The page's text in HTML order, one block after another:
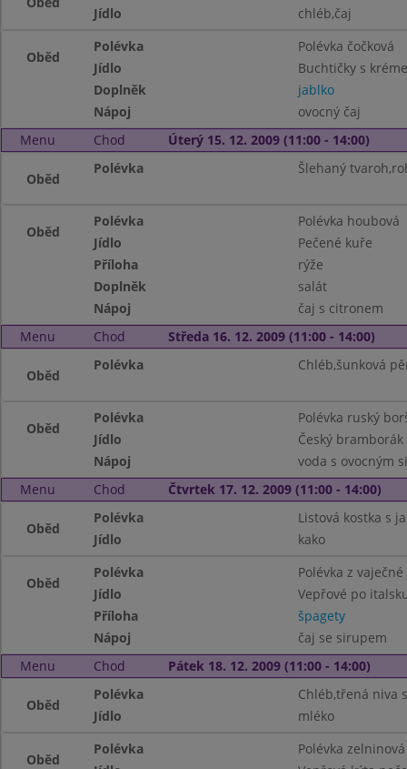
Jídlo
chléb,čaj
Oběd
Polévka
Polévka čočková
Jídlo
Buchtičky s
Doplněk
jablko
Nápoj
ovocný čaj
Menu
Chod Úterý 15. 12. 2009 (11:00 - 14:00)
Oběd
Polévka Šlehaný
Oběd
Polévka
Polévka houbová
Jídlo
Pečené kuře
Příloha
rýže
Doplněk
salát
Nápoj
čaj s citronem
Menu
Chod Středa 16. 12. 2009 (11:00 - 14:00)
Oběd
Polévka Chléb,šunková
Oběd
Polévka
Polévka ruský
Jídlo
Český
Nápoj
voda s ovocným
Menu
Chod Čtvrtek 17. 12. 2009 (11:00 - 14:00)
Oběd
Polévka
Listová kostka s
Jídlo
kako
Oběd
Polévka
Polévka z
Jídlo
Vepřové po
Příloha
špagety
Nápoj
čaj se sirupem
Menu
Chod Pátek 18. 12. 2009 (11:00 - 14:00)
Oběd
Polévka
Chléb,třená niva
Jídlo
mléko
Oběd
Polévka
Polévka